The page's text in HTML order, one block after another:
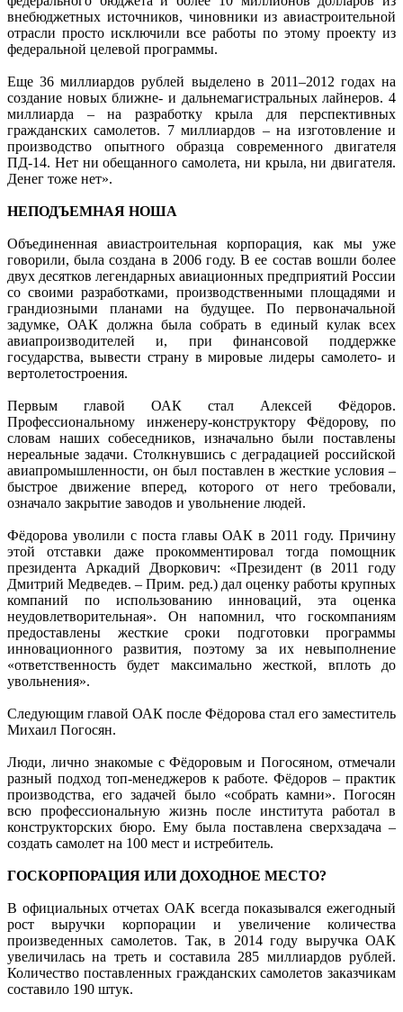
внебюджетных источников, чиновники из авиастроительной
отрасли просто исключили все работы по этому проекту из
федеральной целевой программы.
Еще 36 миллиардов рублей выделено в 2011–2012 годах на
создание новых ближне- и дальнемагистральных лайнеров. 4
миллиарда – на разработку крыла для перспективных
гражданских самолетов. 7 миллиардов – на изготовление и
производство опытного образца современного двигателя
ПД-14. Нет ни обещанного самолета, ни крыла, ни двигателя.
Денег тоже нет».
НЕПОДЪЕМНАЯ НОША
Объединенная авиастроительная корпорация, как мы уже
говорили, была создана в 2006 году. В ее состав вошли более
двух десятков легендарных авиационных предприятий России
со своими разработками, производственными площадями и
грандиозными планами на будущее. По первоначальной
задумке, ОАК должна была собрать в единый кулак всех
авиапроизводителей и, при финансовой поддержке
государства, вывести страну в мировые лидеры самолето- и
вертолетостроения.
Первым главой ОАК стал Алексей Фёдоров.
Профессиональному инженеру-конструктору Фёдорову, по
словам наших собеседников, изначально были поставлены
нереальные задачи. Столкнувшись с деградацией российской
авиапромышленности, он был поставлен в жесткие условия –
быстрое движение вперед, которого от него требовали,
означало закрытие заводов и увольнение людей.
Фёдорова уволили с поста главы ОАК в 2011 году. Причину
этой отставки даже прокомментировал тогда помощник
президента Аркадий Дворкович: «Президент (в 2011 году
Дмитрий Медведев. – Прим. ред.) дал оценку работы крупных
компаний по использованию инноваций, эта оценка
неудовлетворительная». Он напомнил, что госкомпаниям
предоставлены жесткие сроки подготовки программы
инновационного развития, поэтому за их невыполнение
«ответственность будет максимально жесткой, вплоть до
увольнения».
Следующим главой ОАК после Фёдорова стал его заместитель
Михаил Погосян.
Люди, лично знакомые с Фёдоровым и Погосяном, отмечали
разный подход топ-менеджеров к работе. Фёдоров – практик
производства, его задачей было «собрать камни». Погосян
всю профессиональную жизнь после института работал в
конструкторских бюро. Ему была поставлена сверхзадача –
создать самолет на 100 мест и истребитель.
ГОСКОРПОРАЦИЯ ИЛИ ДОХОДНОЕ МЕСТО?
В официальных отчетах ОАК всегда показывался ежегодный
рост выручки корпорации и увеличение количества
произведенных самолетов. Так, в 2014 году выручка ОАК
увеличилась на треть и составила 285 миллиардов рублей.
Количество поставленных гражданских самолетов заказчикам
составило 190 штук.